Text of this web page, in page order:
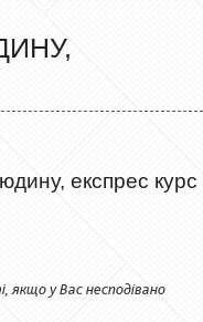
експрес курс
якщо у Вас несподівано